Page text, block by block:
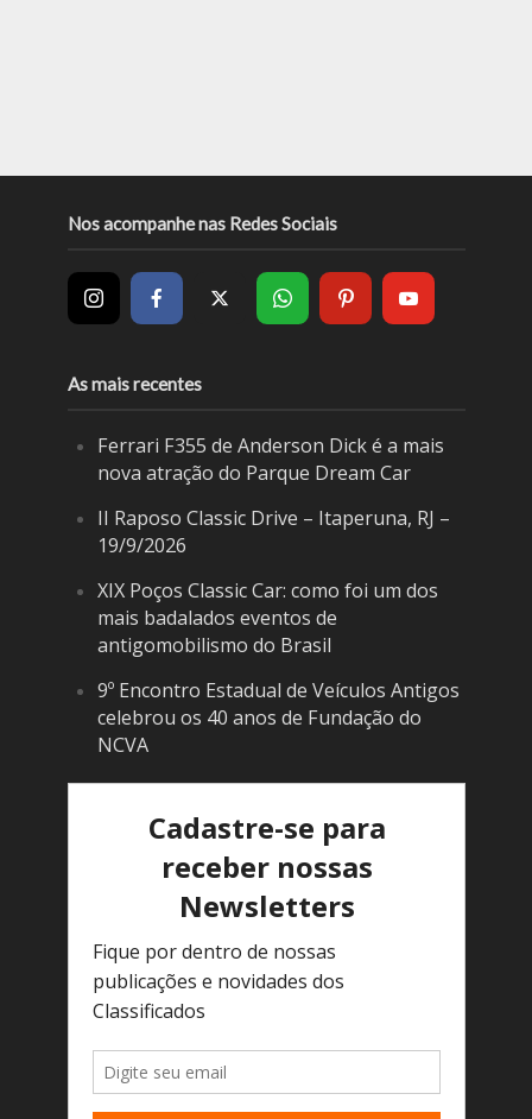
Nos acompanhe nas Redes Sociais
As mais recentes
Ferrari F355 de Anderson Dick é a mais
nova atração do Parque Dream Car
II Raposo Classic Drive – Itaperuna, RJ –
19/9/2026
XIX Poços Classic Car: como foi um dos
mais badalados eventos de
antigomobilismo do Brasil
9º Encontro Estadual de Veículos Antigos
celebrou os 40 anos de Fundação do
NCVA